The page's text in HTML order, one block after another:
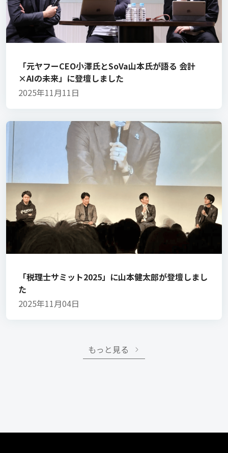
「元ヤフーCEO小澤氏とSoVa山本氏が語る 会計
×AIの未来」に登壇しました
2025年11月11日
「税理士サミット2025」に山本健太郎が登壇しまし
た
2025年11月04日
もっと見る